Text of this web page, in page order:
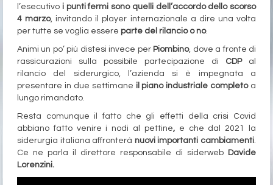
l’esecutivo i punti fermi sono quelli dell’accordo dello scorso
4 marzo, invitando il player internazionale a dire una volta
per tutte se voglia essere parte del rilancio o no.
Animi un po’ più distesi invece per Piombino, dove a fronte di
rassicurazioni sulla possibile partecipazione di CDPal
rilancio del siderurgico, l’azienda si è impegnata a
presentare in due settimane il piano industriale completoa
lungo rimandato.
Resta comunque il fatto che gli effetti della crisi Covid
abbiano fatto venire i nodi al pettine, e che dal 2021 la
siderurgia italiana affronterà nuovi importanti cambiamenti.
Ce ne parla il direttore responsabile di siderweb Davide
Lorenzini.